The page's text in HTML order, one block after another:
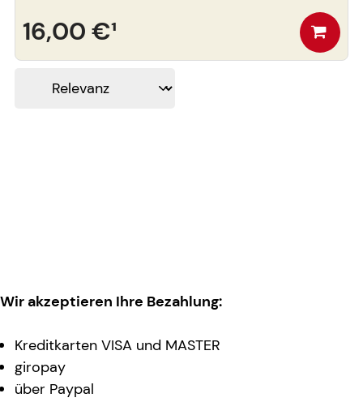
16,00 €¹
Wir akzeptieren Ihre Bezahlung:
Kreditkarten VISA und MASTER
giropay
über Paypal